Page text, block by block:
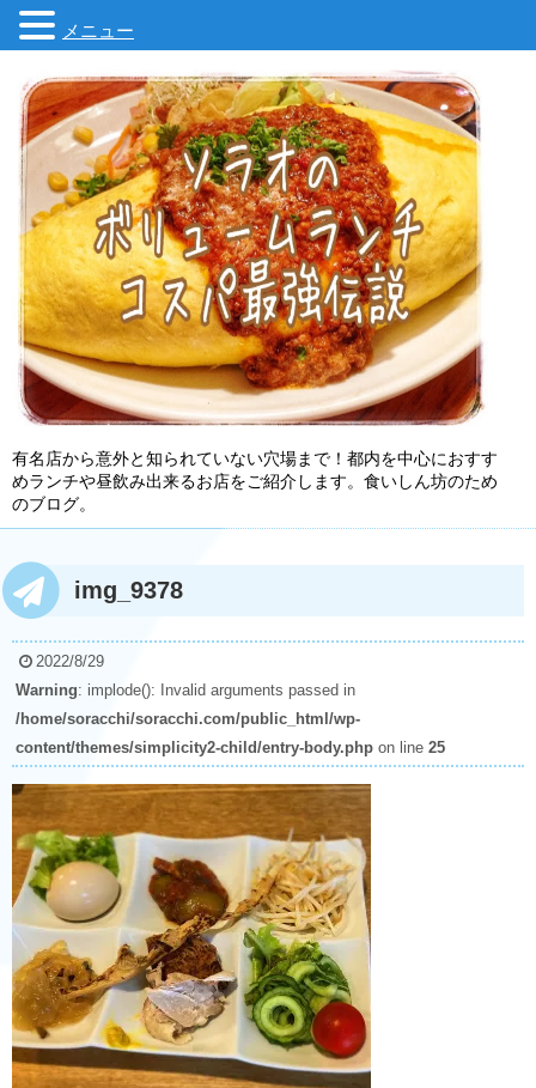
有名店から意外と知られていない穴場まで！都内を中心におすす
めランチや昼飲み出来るお店をご紹介します。食いしん坊のため
のブログ。
img_9378
2022/8/29
Warning: implode(): Invalid arguments passed in
/home/soracchi/soracchi.com/public_html/wp-
content/themes/simplicity2-child/entry-body.php on line 25
メニュー